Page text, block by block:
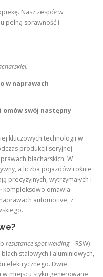
Nasz zespół w
pełną sprawność i
w naprawach
omów swój następny
kluczowych technologii w
produkcji seryjnej
blacharskich. W
a liczba pojazdów rośnie
precyzyjnych, wytrzymałych i
kompleksowo omawia
automotive, z
resistance spot welding– RSW)
stalowych i aluminiowych,
elektrycznego. Dwie
miejscu styku generowane